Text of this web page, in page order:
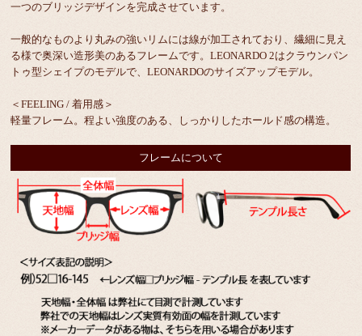
一つのブリッジデザインを完成させています。
一般的なものより丸みの強いリムには線が加工されており、繊細に見え
る様で奥深い造形美のあるフレームです。LEONARDO 2はクラウンパン
トゥ型シェイプのモデルで、LEONARDOのサイズアップモデル。
＜FEELING / 着用感＞
軽量フレーム。程よい強度のある、しっかりしたホールド感の構造。
フレームについて